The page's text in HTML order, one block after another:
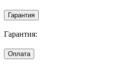
Гарантия
Гарантия:
Оплата